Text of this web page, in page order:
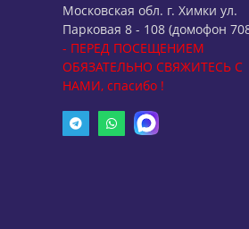
Московская обл. г. Химки ул.
Парковая 8 - 108 (домофон
- ПЕРЕД ПОСЕЩЕНИЕМ
ОБЯЗАТЕЛЬНО СВЯЖИТЕСЬ С
НАМИ, спасибо !